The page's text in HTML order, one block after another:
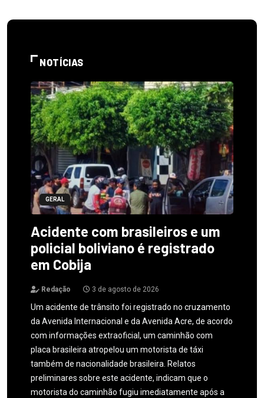
NOTÍCIAS
GERAL
Acidente com brasileiros e um
policial boliviano é registrado
em Cobija
Redação 3 de agosto de 2026
Um acidente de trânsito foi registrado no cruzamento
da Avenida Internacional e da Avenida Acre, de acordo
com informações extraoficial, um caminhão com
placa brasileira atropelou um motorista de táxi
também de nacionalidade brasileira. Relatos
preliminares sobre este acidente, indicam que o
motorista do caminhão fugiu imediatamente após a